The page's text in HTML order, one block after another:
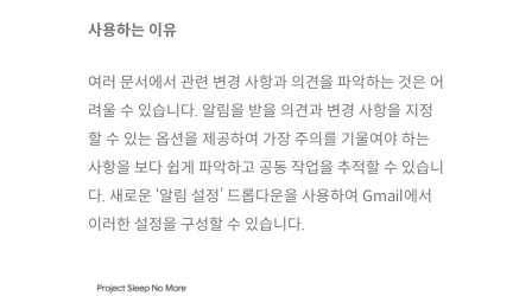
사용하는 이유
여러 문서에서 관련 변경 사항과 의견을 파악하는 것은 어
려울 수 있습니다. 알림을 받을 의견과 변경 사항을 지정
할 수 있는 옵션을 제공하여 가장 주의를 기울여야 하는
사항을 보다 쉽게 파악하고 공동 작업을 추적할 수 있습니
다. 새로운 ‘알림 설정’ 드롭다운을 사용하여 Gmail에서
이러한 설정을 구성할 수 있습니다.